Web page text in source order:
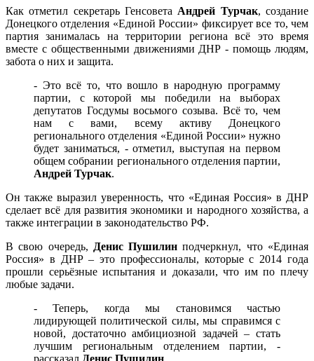
Как отметил секретарь Генсовета Андрей Турчак, создание
Донецкого отделения «Единой России» фиксирует все то, чем
партия занималась на территории региона всё это время
вместе с общественными движениями ДНР - помощь людям,
забота о них и защита.
- Это всё то, что вошло в народную программу
партии, с которой мы победили на выборах
депутатов Госдумы восьмого созыва. Всё то, чем
нам с вами, всему активу Донецкого
регионального отделения «Единой России» нужно
будет заниматься, - отметил, выступая на первом
общем собрании регионального отделения партии,
Андрей Турчак.
Он также выразил уверенность, что «Единая Россия» в ДНР
сделает всё для развития экономики и народного хозяйства, а
также интеграции в законодательство РФ.
В свою очередь, Денис Пушилин подчеркнул, что «Единая
Россия» в ДНР – это профессионалы, которые с 2014 года
прошли серьёзные испытания и доказали, что им по плечу
любые задачи.
- Теперь, когда мы становимся частью
лидирующей политической силы, мы справимся с
новой, достаточно амбициозной задачей – стать
лучшим региональным отделением партии, -